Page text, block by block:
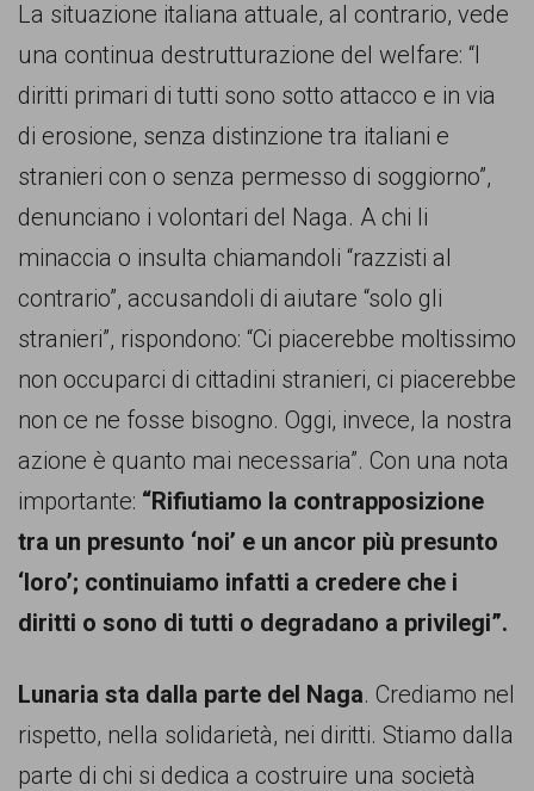
La situazione italiana attuale, al contrario, vede
una continua destrutturazione del welfare: “I
diritti primari di tutti sono sotto attacco e in via
di erosione, senza distinzione tra italiani e
stranieri con o senza permesso di soggiorno”,
denunciano i volontari del Naga. A chi li
minaccia o insulta chiamandoli “razzisti al
contrario”, accusandoli di aiutare “solo gli
stranieri”, rispondono: “Ci piacerebbe moltissimo
non occuparci di cittadini stranieri, ci piacerebbe
non ce ne fosse bisogno. Oggi, invece, la nostra
azione è quanto mai necessaria”. Con una nota
importante: “Rifiutiamo la contrapposizione
tra un presunto ‘noi’ e un ancor più presunto
‘loro’; continuiamo infatti a credere che i
diritti o sono di tutti o degradano a privilegi”.
Lunaria sta dalla parte del Naga. Crediamo nel
rispetto, nella solidarietà, nei diritti. Stiamo dalla
parte di chi si dedica a costruire una società